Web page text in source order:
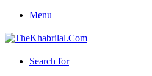
Menu
Search for